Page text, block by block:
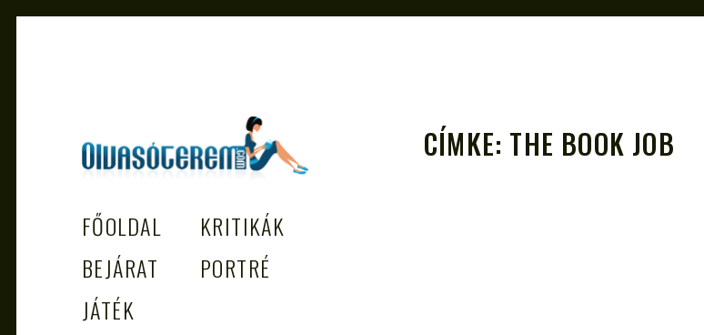
EGÉSZSÉGES OLVASÁS TÁMOGATÓJA
FŐOLDAL
KRITIKÁK
BEJÁRAT
PORTRÉ
JÁTÉK
CÍMKE: THE BOOK JOB